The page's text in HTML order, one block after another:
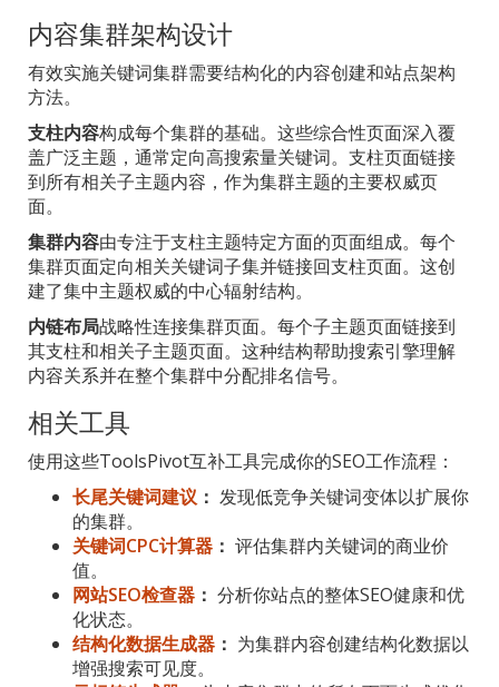
内容集群架构设计
有效实施关键词集群需要结构化的内容创建和站点架构
方法。
支柱内容构成每个集群的基础。这些综合性页面深入覆
盖广泛主题，通常定向高搜索量关键词。支柱页面链接
到所有相关子主题内容，作为集群主题的主要权威页
面。
集群内容由专注于支柱主题特定方面的页面组成。每个
集群页面定向相关关键词子集并链接回支柱页面。这创
建了集中主题权威的中心辐射结构。
内链布局战略性连接集群页面。每个子主题页面链接到
其支柱和相关子主题页面。这种结构帮助搜索引擎理解
内容关系并在整个集群中分配排名信号。
相关工具
使用这些ToolsPivot互补工具完成你的SEO工作流程：
长尾关键词建议 ： 发现低竞争关键词变体以扩展你
的集群。
关键词CPC计算器 ： 评估集群内关键词的商业价
值。
网站SEO检查器 ： 分析你站点的整体SEO健康和优
化状态。
结构化数据生成器 ： 为集群内容创建结构化数据以
增强搜索可见度。